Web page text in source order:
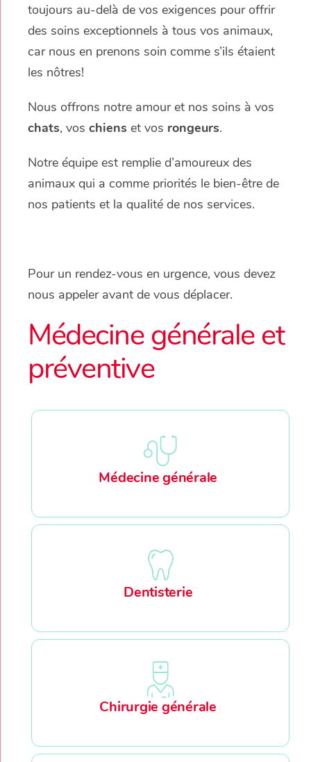
toujours au-delà de vos exigences pour offrir
des soins exceptionnels à tous vos animaux,
car nous en prenons soin comme s’ils étaient
les nôtres!
Nous offrons notre amour et nos soins à vos
chats, vos chiens et vos rongeurs.
Notre équipe est remplie d’amoureux des
animaux qui a comme priorités le bien-être de
nos patients et la qualité de nos services.
Pour un rendez-vous en urgence, vous devez
nous appeler avant de vous déplacer.
Médecine générale et
préventive
Médecine générale
Dentisterie
Chirurgie générale